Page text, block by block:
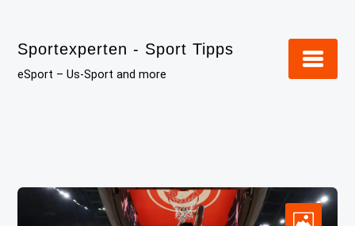
content
Sportexperten - Sport Tipps
eSport – Us-Sport and more